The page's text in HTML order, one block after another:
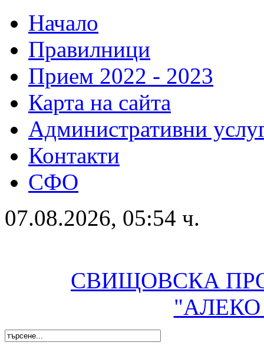
Начало
Правилници
Прием 2022 - 2023
Карта на сайта
Административни
Контакти
СФО
07.08.2026, 05:54 ч.
СВИЩОВСКА